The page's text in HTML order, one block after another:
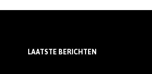
LAATSTE BERICHTEN